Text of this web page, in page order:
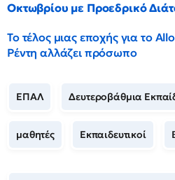
Οκτωβρίου με Προεδρικό
Το τέλος μιας εποχής για το
Ρέντη αλλάζει πρόσωπο
ΕΠΑΛ Δευτεροβάθμια
μαθητές Εκπαιδευτικοί